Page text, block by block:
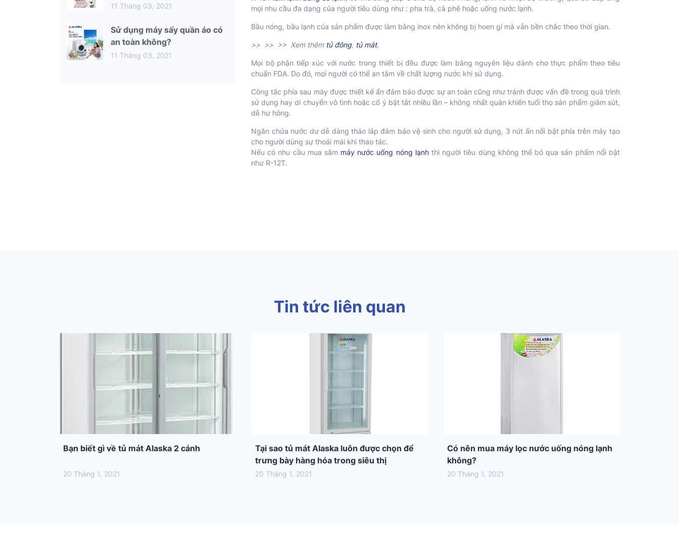
hợp nhất với gia đình bạn
11 Tháng 03, 2021
Sử dụng máy sấy quần áo có
an toàn không?
11 Tháng 03, 2021
mọi nhu cầu đa dạng của người tiêu dùng như : pha trà, cà phê hoặc uống nước lạnh.
Bầu nóng, bầu lạnh của sản phẩm được làm bằng inox nên không bị hoen gỉ mà vẫn bền chắc theo thời gian.
>> >> >> Xem thêm tủ đông, tủ mát.
Mọi bộ phận tiếp xúc với nước trong thiết bị đều được làm bằng nguyên liệu dành cho thực phẩm theo tiêu
chuẩn FDA. Do đó, mọi người có thể an tâm về chất lượng nước khi sử dụng.
Công tắc phía sau máy được thiết kế ẩn đảm bảo được sự an toàn cũng như tránh được vấn đề trong quá trình
sử dụng hay di chuyển vô tình hoặc cố ý bật tắt nhiều lần – không nhất quán khiến tuổi thọ sản phẩm giảm sút,
dễ hư hỏng.
Ngăn chứa nước dư dễ dàng tháo lắp đảm bảo vệ sinh cho người sử dụng, 3 nút ấn nổi bật phía trên máy tạo
cho người dùng sự thoải mái khi thao tác.
Nếu có nhu cầu mua sắm máy nước uống nóng lạnhthì người tiêu dùng không thể bỏ qua sản phẩm nổi bật
như R-12T.
Tin tức liên quan
Bạn biết gì về tủ mát Alaska 2 cánh
20 Tháng 1, 2021
Tại sao tủ mát Alaska luôn được chọn để
trưng bày hàng hóa trong siêu thị
20 Tháng 1, 2021
Có nên mua máy lọc nước uống nóng lạnh
không?
20 Tháng 1, 2021